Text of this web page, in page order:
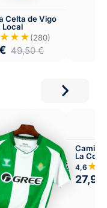
Celta de Vigo
Local
(280)
49,50€
La
Local
4,6
27,99